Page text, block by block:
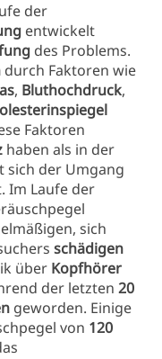
der
entwickelt
des Problems.
durch Faktoren wie
, Bluthochdruck,
Faktoren
haben als in der
sich der Umgang
Im Laufe der
sich
schädigen
über Kopfhörer
der letzten 20
geworden. Einige
von 120